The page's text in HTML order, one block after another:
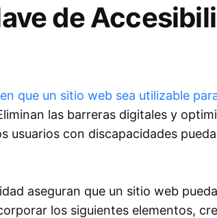
de
que un sitio web sea utilizable
las barreras digitales y
usuarios con discapacidades
aseguran que un sitio web
los siguientes elementos,